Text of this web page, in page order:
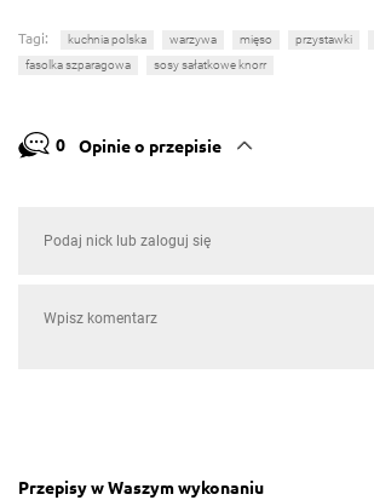
Tagi: kuchnia polska warzywa mięso przystawki
fasolka szparagowa
sosy sałatkowe knorr
0 Opinie o przepisie
Przepisy w Waszym wykonaniu